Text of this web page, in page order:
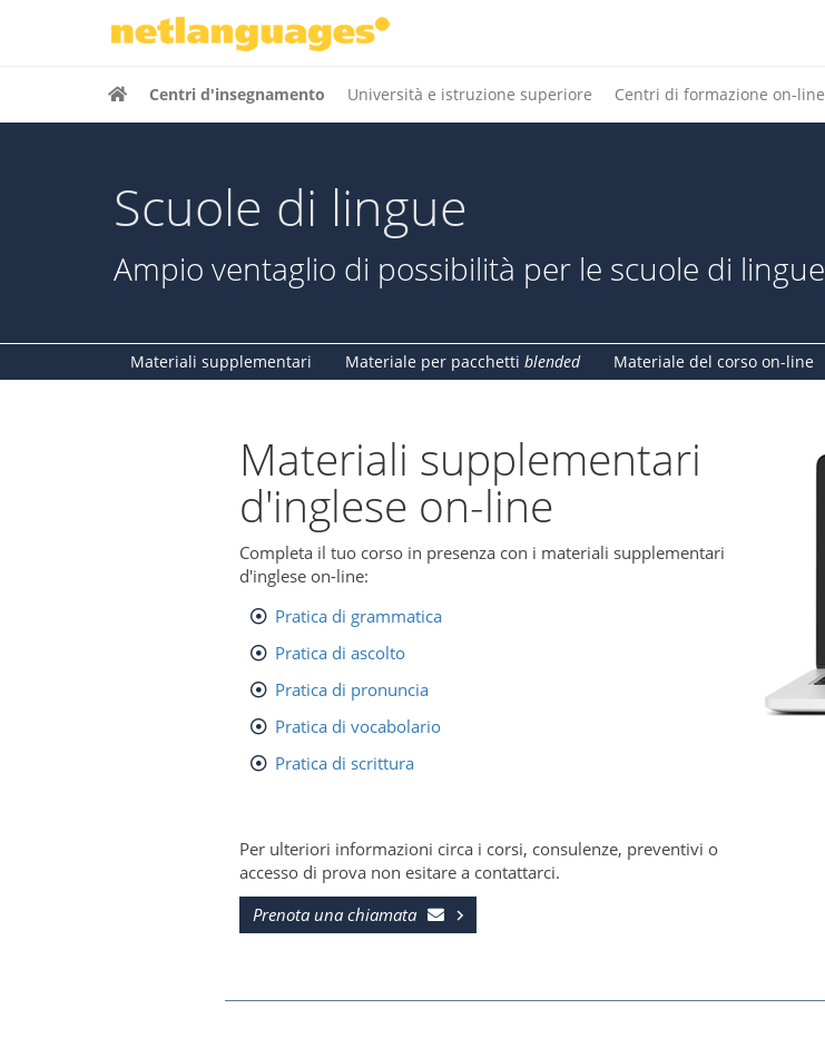
Centri d'insegnamento Università e istruzione superiore Centri di formazione on-line
Scuole di lingue
Ampio ventaglio di possibilità per le scuole di lingue
Materiali supplementari Materiale per pacchetti blended Materiale del corso on-line
Materiali supplementari
d'inglese on-line
Completa il tuo corso in presenza con i materiali supplementari
d'inglese on-line:
Pratica di grammatica
Pratica di ascolto
Pratica di pronuncia
Pratica di vocabolario
Pratica di scrittura
Per ulteriori informazioni circa i corsi, consulenze, preventivi o
accesso di prova non esitare a contattarci.
Prenota una chiamata